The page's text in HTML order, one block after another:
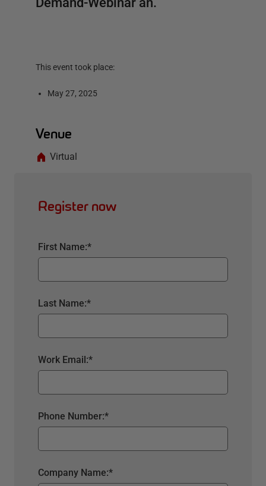
This event took place:
May 27, 2025
Venue
Virtual
Register now
*
First Name:
*
Last Name:
*
Work Email:
*
Phone Number:
*
Company Name: